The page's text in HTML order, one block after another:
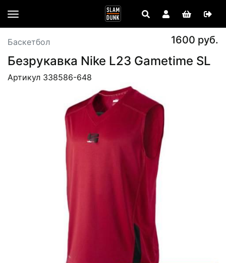
Баскетбол 1600 руб.
Безрукавка Nike L23 Gametime SL
Артикул 338586-648